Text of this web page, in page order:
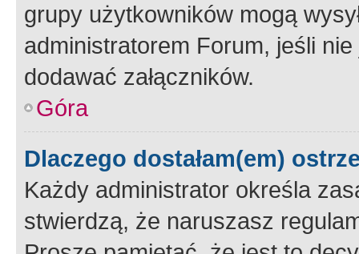
grupy użytkowników mogą
administratorem Forum, jeśli
dodawać załączników.
Góra
Dlaczego dostałam(em)
Każdy administrator określa
stwierdzą, że naruszasz